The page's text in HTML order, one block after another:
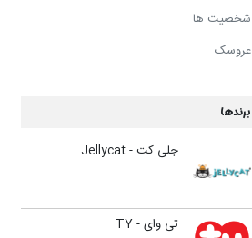
شخصیت ها
عروسک
برندها
جلی کت - Jellycat
تی وای - TY